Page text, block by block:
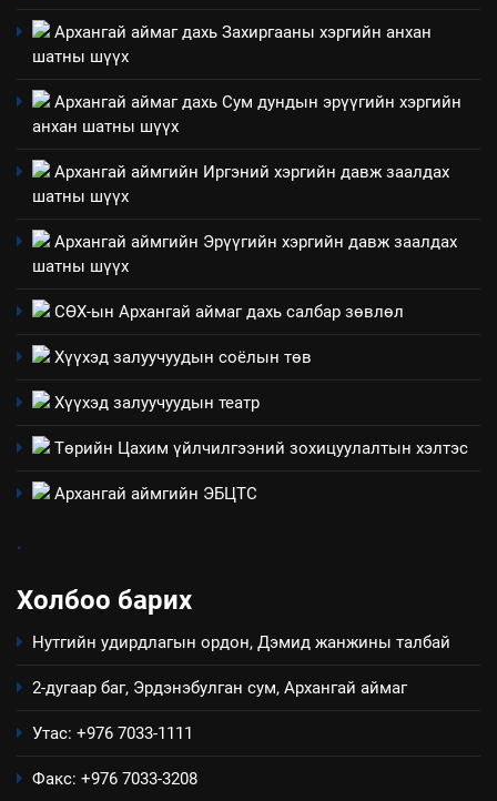
Архангай аймаг дахь Захиргааны хэргийн анхан
шатны шүүх
Архангай аймаг дахь Сум дундын эрүүгийн хэргийн
анхан шатны шүүх
Архангай аймгийн Иргэний хэргийн давж заалдах
шатны шүүх
Архангай аймгийн Эрүүгийн хэргийн давж заалдах
шатны шүүх
СӨХ-ын Архангай аймаг дахь салбар зөвлөл
Хүүхэд залуучуудын соёлын төв
Хүүхэд залуучуудын театр
Төрийн Цахим үйлчилгээний зохицуулалтын хэлтэс
Архангай аймгийн ЭБЦТС
.
Холбоо барих
Нутгийн удирдлагын ордон, Дэмид жанжины талбай
2-дугаар баг, Эрдэнэбулган сум, Архангай аймаг
Утас: +976 7033-1111
Факс: +976 7033-3208